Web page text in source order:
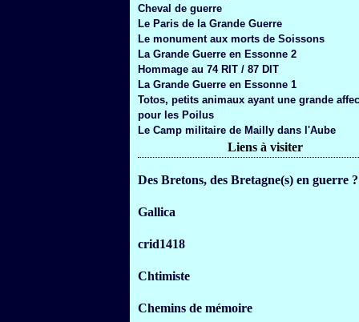
Cheval de guerre
Le Paris de la Grande Guerre
Le monument aux morts de Soissons
La Grande Guerre en Essonne 2
Hommage au 74 RIT / 87 DIT
La Grande Guerre en Essonne 1
Totos, petits animaux ayant une grande
pour les Poilus
Le Camp militaire de Mailly dans l'Aube
Liens à visiter
Des Bretons, des Bretagne(s) en guerre ?
Gallica
crid1418
Chtimiste
Chemins de mémoire